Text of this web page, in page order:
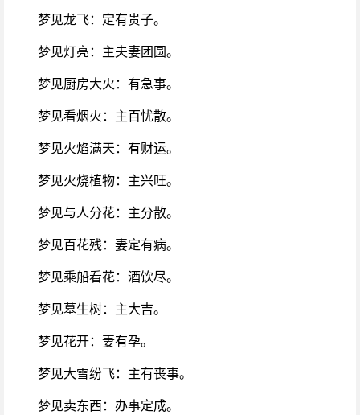
梦见龙飞：定有贵子。
梦见灯亮：主夫妻团圆。
梦见厨房大火：有急事。
梦见看烟火：主百忧散。
梦见火焰满天：有财运。
梦见火烧植物：主兴旺。
梦见与人分花：主分散。
梦见百花残：妻定有病。
梦见乘船看花：酒饮尽。
梦见墓生树：主大吉。
梦见花开：妻有孕。
梦见大雪纷飞：主有丧事。
梦见卖东西：办事定成。